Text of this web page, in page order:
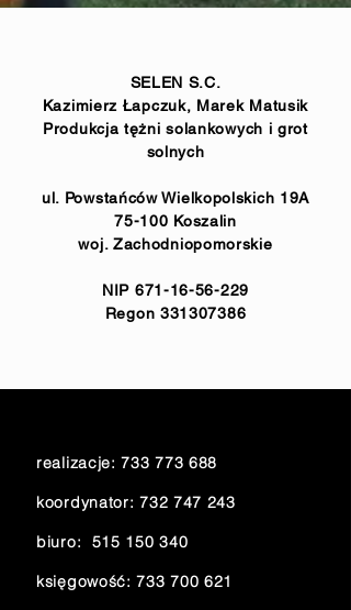
SELEN S.C.
Kazimierz Łapczuk, Marek Matusik
Produkcja tężni solankowych i grot
solnych
ul. Powstańców Wielkopolskich 19A
75-100 Koszalin
woj. Zachodniopomorskie
NIP 671-16-56-229
Regon 331307386
realizacje:733 773 688
koordynator:732 747 243
biuro: 515 150 340
księgowość:733 700 621